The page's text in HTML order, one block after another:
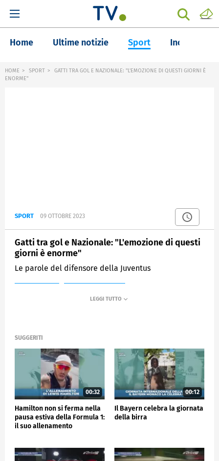
Home Ultime notizie Sport Inchieste
HOME SPORT
GATTI TRA GOL E NAZIONALE: "L'EMOZIONE DI QUESTI GIORNI È
ENORME"
SPORT 09 OTTOBRE 2023
Gatti tra gol e Nazionale: "L'emozione di questi
giorni è enorme"
Le parole del difensore della Juventus
SUGGERITI
00:32
Hamilton non si ferma nella
pausa estiva della Formula 1:
il suo allenamento
00:12
Il Bayern celebra la giornata
della birra